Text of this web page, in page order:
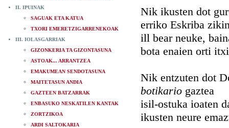
II. IPUINAK
SAGUAK ETA KATUA
TXORI EMERETZIGARRENEKOAK
III. IOLASGARRIAK
GIZONKERIA TA GIZONTASUNA
ASTOAK... ARRANTZEA
EMAKUMEAN SENDOTASUNA
MAITETASUN ANDIA
GAZTEEN BATZARRAK
ENBASUKO NESKATILEN KANTAK
ZORTZIKOA
ARDI SALTOKARIA
Nik ikusten dot
erriko Eskriba
ill bear neuke,
bota enaien orti
Nik entzuten dot
botikario gaztea
isil-ostuka ioaten
ikusten neure